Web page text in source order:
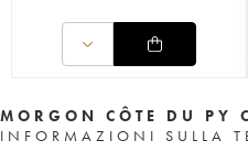
MORGON CÔTE DU PY
INFORMAZIONI SULLA